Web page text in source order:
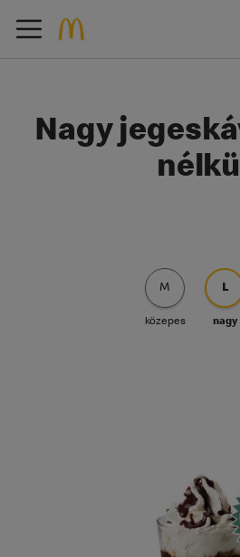
Nagy
M
közepes
L
nagy